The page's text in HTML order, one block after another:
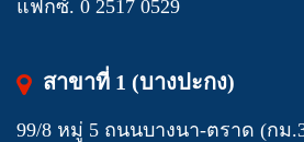
แฟกซ์. 0 2517 0529
สาขาที่ 1 (บางปะกง)
99/8 หมู่ 5 ถนนบางนา-ตราด (กม